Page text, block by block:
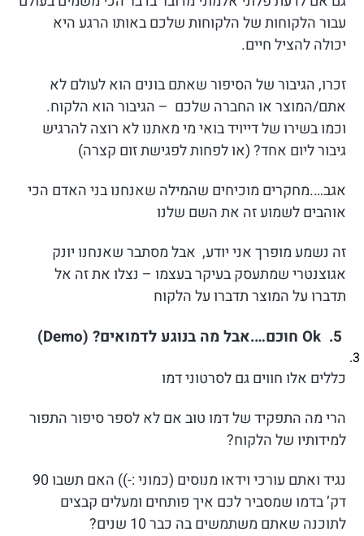
עבור הלקוחות של הלקוחות שלכם באותו הרגע היא
יכולה להציל חיים.
זכרו, הגיבור של הסיפור שאתם בונים הוא לעולם לא
אתם/המוצר או החברה שלכם – הגיבור הוא הלקוח.
וכמו בשירו של דייויד בואי מי מאתנו לא רוצה להרגיש
גיבור ליום אחד? (או לפחות לפגישת זום קצרה)
אגב….מחקרים מוכיחים שהמילה שאנחנו בני האדם הכי
אוהבים לשמוע זה את השם שלנו
זה נשמע מופרך אני יודע, אבל מסתבר שאנחנו יונק
אגוצנטרי שמתעסק בעיקר בעצמו – נצלו את זה אל
תדברו על המוצר תדברו על הלקוח
? (Demo)
כללים אלו חווים גם לסרטוני דמו
הרי מה התפקיד של דמו טוב אם לא לספר סיפור התפור
למידותיו של הלקוח?
נגיד ואתם עורכי וידאו מנוסים (כמוני :-)) האם תשבו 90
דק’ בדמו שמסביר לכם איך פותחים ומעלים קבצים
לתוכנה שאתם משתמשים בה כבר 10 שנים?